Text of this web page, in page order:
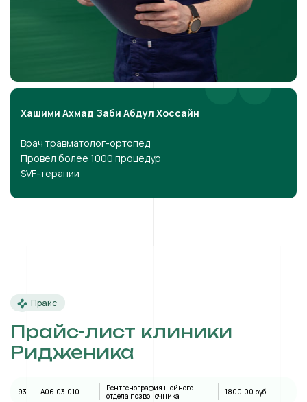
Хашими Ахмад Заби Абдул Хоссайн
Врач травматолог-ортопед
Провел более 1000 процедур
SVF-терапии
Прайс
Прайс-лист клиники
Ридженика
93 A06.03.010
Рентгенография шейного
отдела позвоночника
1800,00 руб.